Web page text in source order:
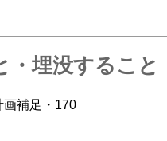
・埋没すること
画補足・170